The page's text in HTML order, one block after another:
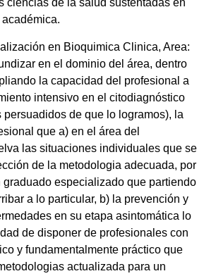
ciencias de la salud sustentadas en
en Bioquimica Clinica, Area:
en el dominio del área, dentro
la capacidad del profesional a
intensivo en el citodiagnóstico
persuadidos de que lo logramos), la
que a) en el área del
las situaciones individuales que se
de la metodologia adecuada, por
graduado especializado que partiendo
a lo particular, b) la prevención y
en su etapa asintomática lo
de disponer de profesionales con
y fundamentalmente práctico que
actualizada para un